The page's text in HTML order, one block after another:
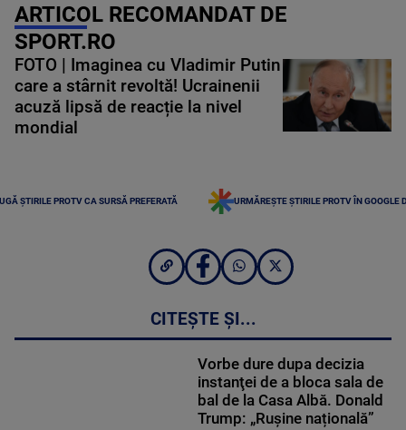
ARTICOL RECOMANDAT DE
SPORT.RO
FOTO | Imaginea cu Vladimir Putin
care a stârnit revoltă! Ucrainenii
acuză lipsă de reacție la nivel
mondial
ȘTIRILE PROTV CA SURSĂ PREFERATĂ URMĂREȘTE ȘTIRILE PROTV ÎN GOOGLE
CITEȘTE ȘI...
Vorbe dure dupa decizia
instanţei de a bloca sala de
bal de la Casa Albă. Donald
Trump: „Rușine națională”